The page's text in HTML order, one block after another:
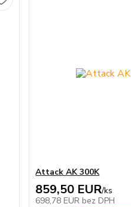
Attack AK 300K
859,50 EUR/ks
698,78 EUR bez DPH